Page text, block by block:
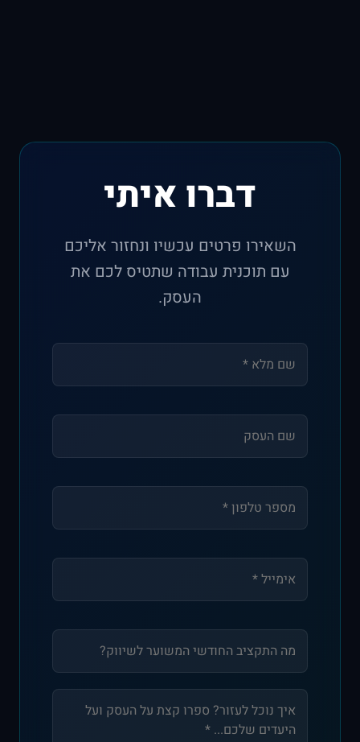
דברו איתי
השאירו פרטים עכשיו ונחזור אליכם
עם תוכנית עבודה שתטיס לכם את
העסק.